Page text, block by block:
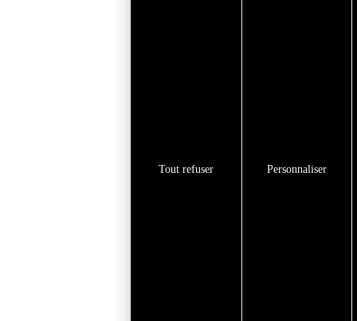
Tout refuser Personnaliser